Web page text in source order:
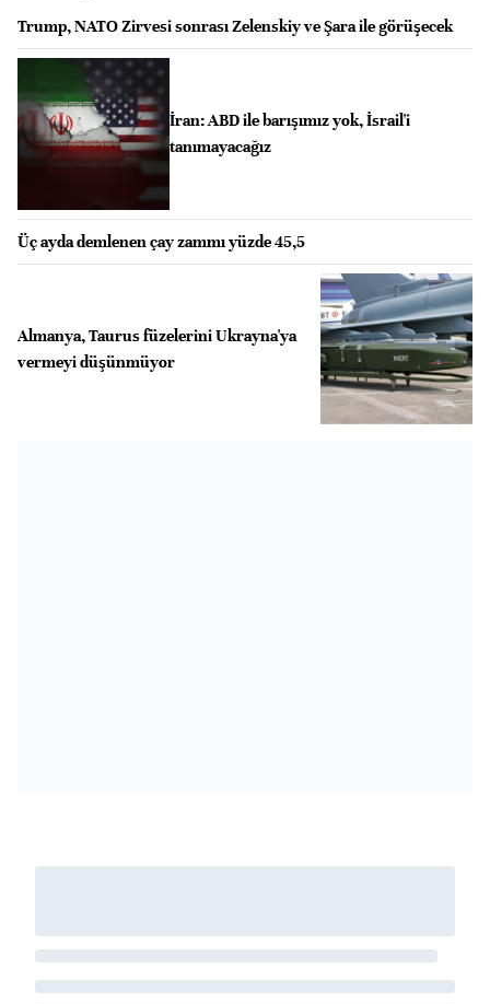
Trump, NATO Zirvesi sonrası Zelenskiy ve Şara ile görüşecek
İran: ABD ile barışımız yok, İsrail'i
tanımayacağız
Üç ayda demlenen çay zammı yüzde 45,5
Almanya, Taurus füzelerini Ukrayna'ya
vermeyi düşünmüyor